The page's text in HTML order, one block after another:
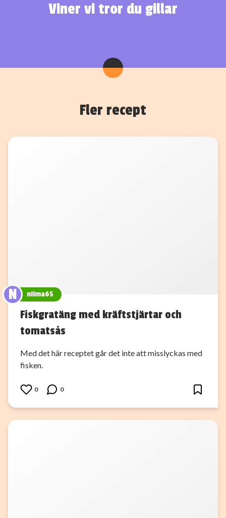
Viner vi tror du gillar
Fler recept
N nilma65
Fiskgratäng med kräftstjärtar och
tomatsås
Med det här receptet går det inte att misslyckas med
fisken.
0 0